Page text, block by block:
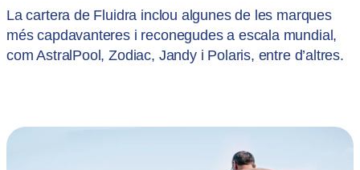
La cartera de Fluidra inclou algunes de les marques
més capdavanteres i reconegudes a escala mundial,
com AstralPool, Zodiac, Jandy i Polaris, entre d’altres.